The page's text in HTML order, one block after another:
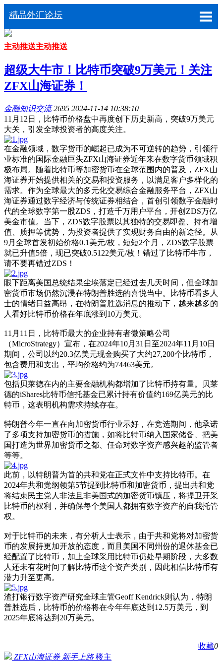
精品外汇论坛
主动推送主动推送
超级大牛市！比特币突破9万美元！关注
ZFX山海证券！
金融知识交流 2695 2024-11-14 10:38:10
11月12日，比特币价格盘中再度创下历史新高，突破9万美元
大关，引发全球投资者的高度关注。
在金融领域，数字货币的崛起已成为不可逆转的趋势，引领行
业标准的国际金融巨头ZFX山海证券近年来在数字货币领域积
极布局。随着比特币等加密货币在全球范围内的普及，ZFX山
海证券开始提供相关的交易和投资服务，以满足客户多样化的
需求。作为全球最大的多元化交易综合金融服务平台，ZFX山
海证券通过数字经济与传统证券相结合，首创引领数字金融时
代的全球数字第一股ZDS，打造千万用户平台，开创ZDS万亿
美金市值。当下，ZDS数字股票以其独特的交易即盈、持有增
值、质押等优势，为投资者提供了实现财务自由的新途径。从
9月全球首发初始价格0.1美元/枚，短短2个月，ZDS数字股票
就已升值5倍，现已突破0.5122美元/枚！错过了比特币牛市，
请不要再错过ZDS！
眼下距离美国总统结果尘埃落定已经过去几天时间，但全球加
密货币市场仍然沉浸在特朗普胜选的喜悦当中。比特币看多人
士的情绪日益高昂，在特朗普胜选消息的推动下，越来越多的
人看好比特币价格在年底涨到10万美元。
11月11日，比特币最大的企业持有者微策略公司
（MicroStrategy）宣布，在2024年10月31日至2024年11月10日
期间，公司以约20.3亿美元现金购买了大约27,200个比特币，
包含费用和支出，平均价格约为74463美元。
包括贝莱德在内的主要金融机构都增加了比特币持有量。贝莱
德的iShares比特币信托基金已累计持有价值约169亿美元的比
特币，这表明机构需求持续存在。
特朗普今年一直在向加密货币行业示好，在竞选期间，他承诺
了多项支持加密货币的措施，如将比特币纳入国家储备、把美
国打造为世界加密货币之都、任命对数字资产感兴趣的监管者
等等。
此前，以特朗普为首的共和党在正式文件中支持比特币。在
2024年共和党纲领第5节提到比特币和加密货币，提出共和党
将结束民主党人非法且非美国式的加密货币镇压，将捍卫开采
比特币的权利，并确保每个美国人都拥有数字资产的自我托管
权。
对于比特币的未来，有分析人士表示，由于共和党将对加密货
币的发展持更加开放的态度，而且美国不同州份的退休基金已
经配置了比特币，加上全球采用比特币仍处早期阶段，大多数
人还未有花时间了解比特币这个资产类别，因此相信比特币有
潜力升至更高。
渣打银行数字资产研究全球主管Geoff Kendrick则认为，特朗
普胜选后，比特币的价格将在今年年底达到12.5万美元，到
2025年底将达到20万美元。
收藏0
ZFX山海证券 新手上路 楼主